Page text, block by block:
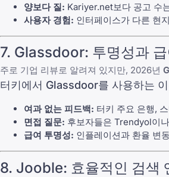
양보다 질: Kariyer.net보다 공고 수
사용자 경험: 인터페이스가 다른 현
7. Glassdoor: 투명성과
주로 기업 리뷰로 알려져 있지만, 2026년
터키에서 Glassdoor를 사용하는
여과 없는 피드백: 터키 주요 은행,
면접 질문: 후보자들은 Trendyol이
급여 투명성: 인플레이션과 환율 변
8. Jooble: 효율적인 검색